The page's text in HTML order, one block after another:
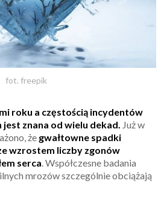
fot. freepik
roku a częstością incydentów
znana od wielu dekad. Już w
że gwałtowne spadki
wzrostem liczby zgonów
serca. Współczesne badania
mrozów szczególnie obciążają